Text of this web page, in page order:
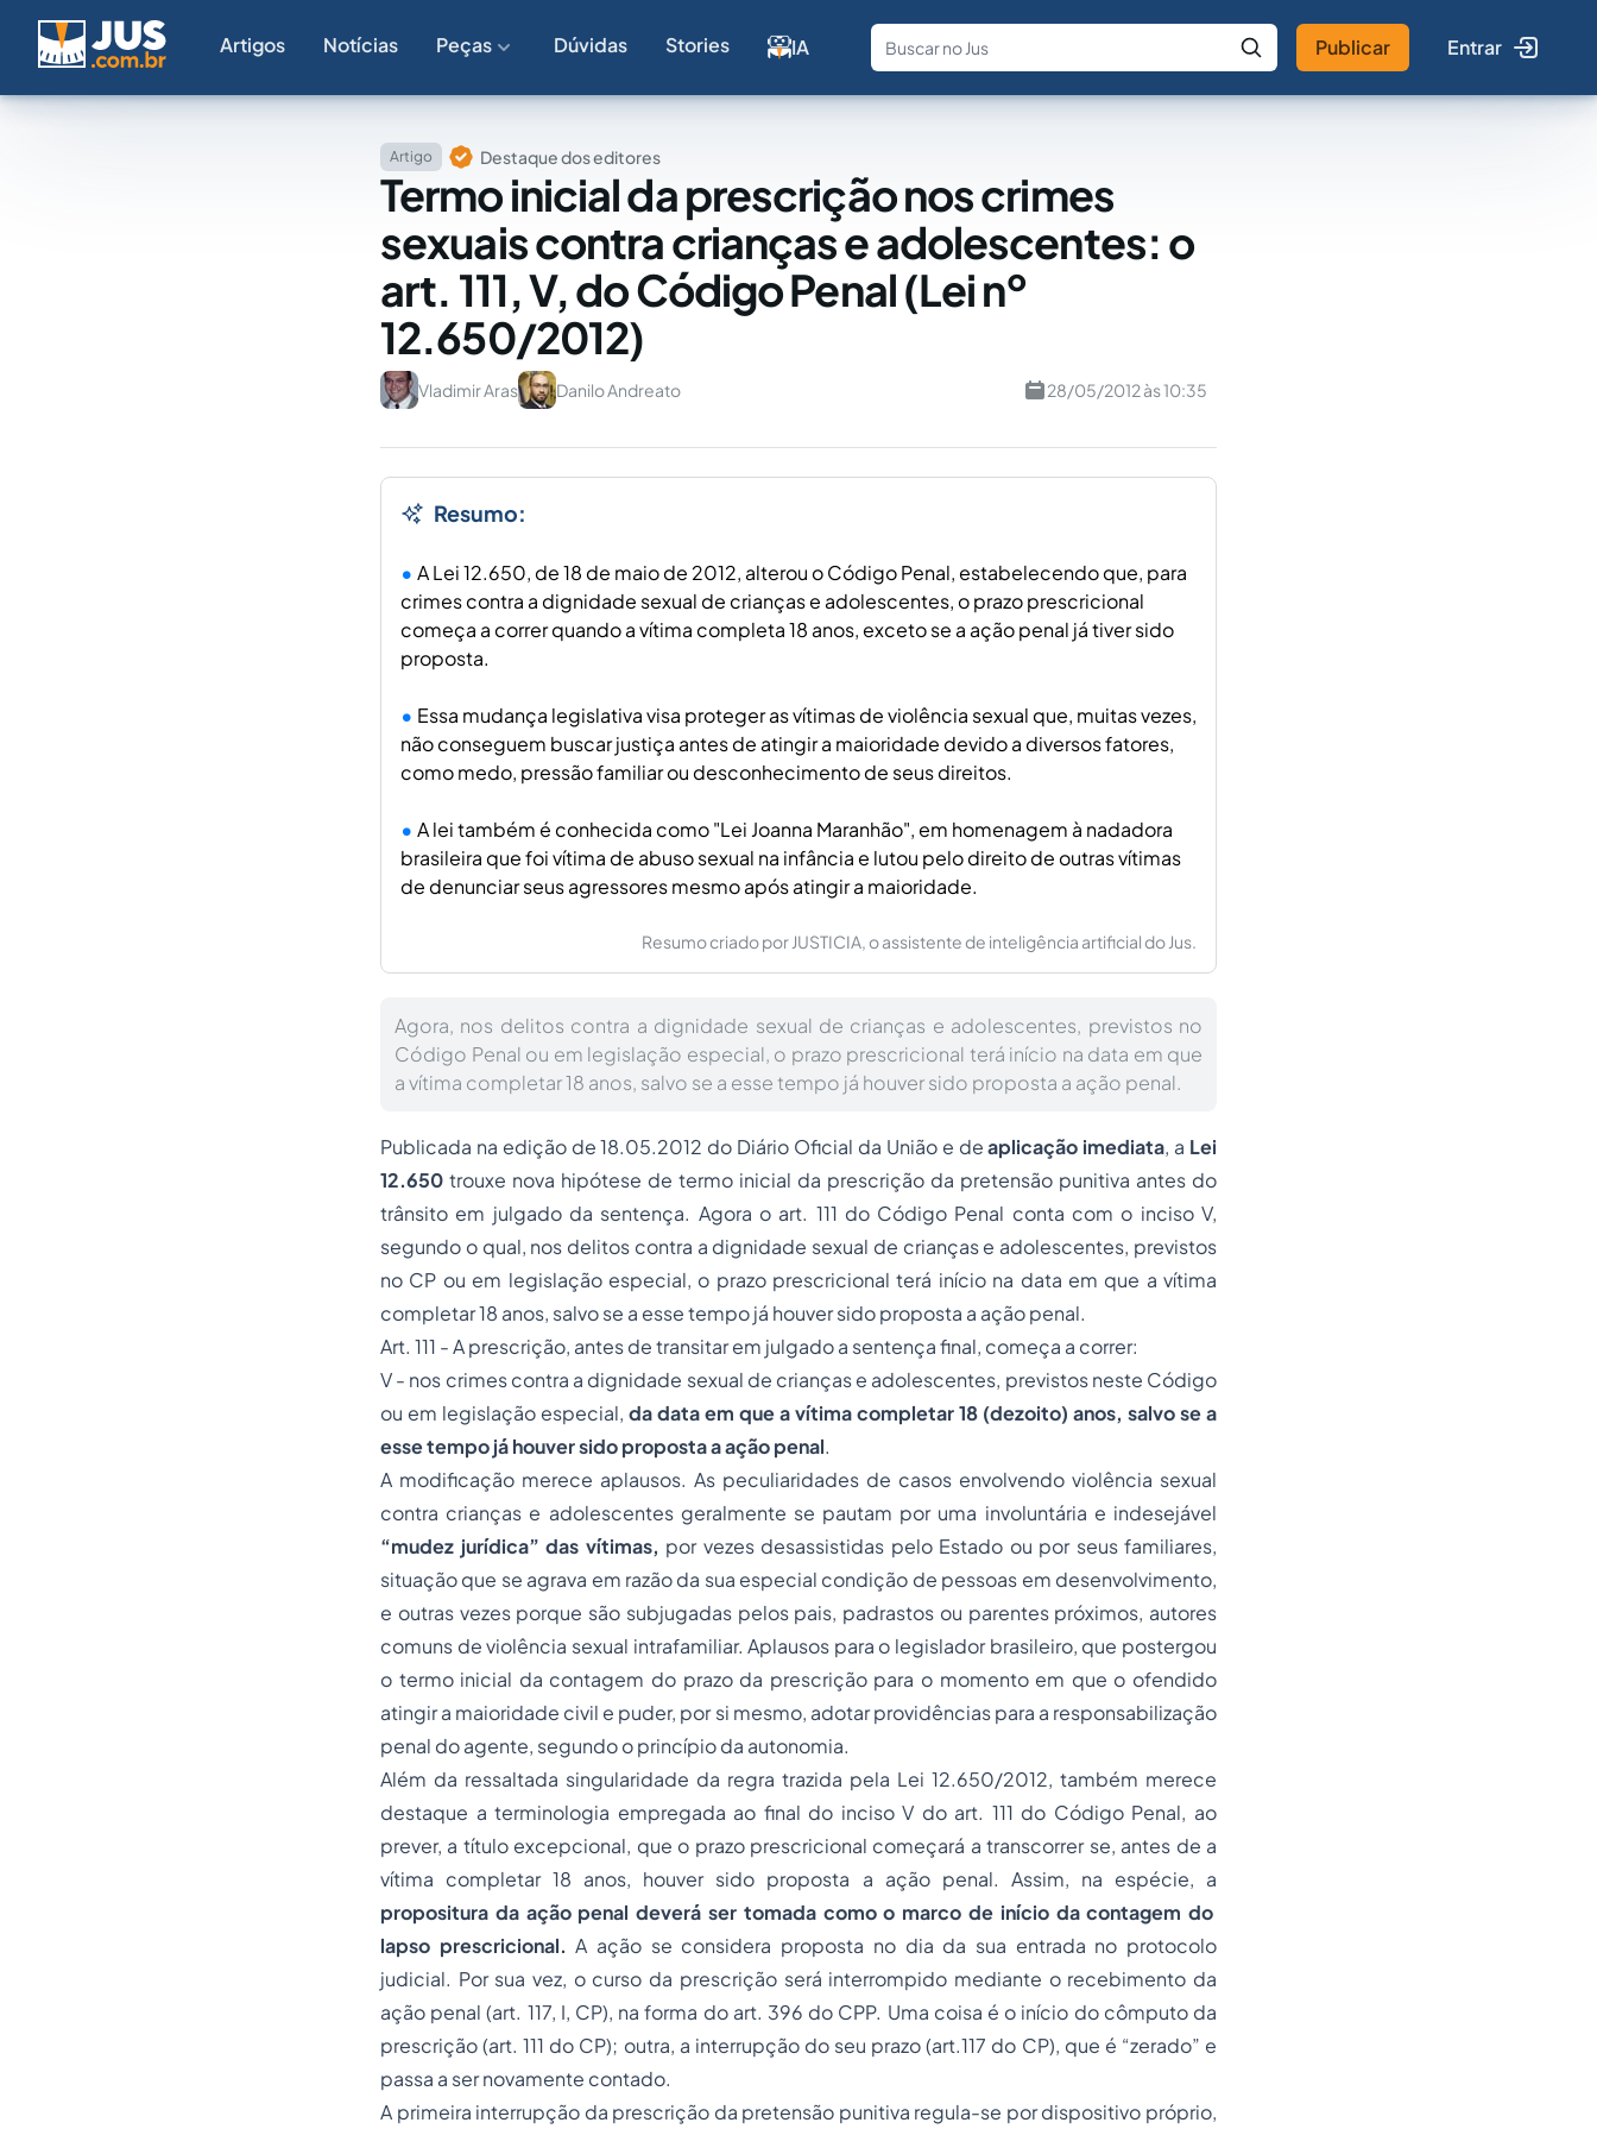
Artigos Notícias Peças Dúvidas Stories IA
Fale com a IA Buscar no Jus
Publicar Entrar
Artigo Destaque dos editores
Termo inicial da prescrição nos crimes
sexuais contra crianças e adolescentes: o
art. 111, V, do Código Penal (Lei nº
12.650/2012)
Vladimir Aras Danilo Andreato 28/05/2012 às 10:35
Resumo:
A Lei 12.650, de 18 de maio de 2012, alterou o Código Penal, estabelecendo que, para
crimes contra a dignidade sexual de crianças e adolescentes, o prazo prescricional
começa a correr quando a vítima completa 18 anos, exceto se a ação penal já tiver sido
proposta.
Essa mudança legislativa visa proteger as vítimas de violência sexual que, muitas vezes,
não conseguem buscar justiça antes de atingir a maioridade devido a diversos fatores,
como medo, pressão familiar ou desconhecimento de seus direitos.
A lei também é conhecida como "Lei Joanna Maranhão", em homenagem à nadadora
brasileira que foi vítima de abuso sexual na infância e lutou pelo direito de outras vítimas
de denunciar seus agressores mesmo após atingir a maioridade.
Resumo criado por JUSTICIA, o assistente de inteligência artificial do Jus.
Agora, nos delitos contra a dignidade sexual de crianças e adolescentes, previstos no
Código Penal ou em legislação especial, o prazo prescricional terá início na data em que
a vítima completar 18 anos, salvo se a esse tempo já houver sido proposta a ação penal.
Publicada na edição de 18.05.2012 do Diário Oficial da União e deaplicação imediata, a Lei
12.650 trouxe nova hipótese de termo inicial da prescrição da pretensão punitiva antes do
trânsito em julgado da sentença. Agora o art. 111 do Código Penal conta com o inciso V,
segundo o qual, nos delitos contra a dignidade sexual de crianças e adolescentes, previstos
no CP ou em legislação especial, o prazo prescricional terá início na data em que a vítima
completar 18 anos, salvo se a esse tempo já houver sido proposta a ação penal.
Art. 111 - A prescrição, antes de transitar em julgado a sentença final, começa a correr:
V - nos crimes contra a dignidade sexual de crianças e adolescentes, previstos neste Código
ou em legislação especial, da data em que a vítima completar 18 (dezoito) anos, salvo se a
esse tempo já houver sido proposta a ação penal.
A modificação merece aplausos. As peculiaridades de casos envolvendo violência sexual
contra crianças e adolescentes geralmente se pautam por uma involuntária e indesejável
“mudez jurídica” das vítimas, por vezes desassistidas pelo Estado ou por seus familiares,
situação que se agrava em razão da sua especial condição de pessoas em desenvolvimento,
e outras vezes porque são subjugadas pelos pais, padrastos ou parentes próximos, autores
comuns de violência sexual intrafamiliar. Aplausos para o legislador brasileiro, que postergou
o termo inicial da contagem do prazo da prescrição para o momento em que o ofendido
atingir a maioridade civil e puder, por si mesmo, adotar providências para a responsabilização
penal do agente, segundo o princípio da autonomia.
Além da ressaltada singularidade da regra trazida pela Lei 12.650/2012, também merece
destaque a terminologia empregada ao final do inciso V do art. 111 do Código Penal, ao
prever, a título excepcional, que o prazo prescricional começará a transcorrer se, antes de a
vítima completar 18 anos, houver sido proposta a ação penal. Assim, na espécie, a
propositura da ação penal deverá ser tomada como o marco de início da contagem do
lapso prescricional. A ação se considera proposta no dia da sua entrada no protocolo
judicial. Por sua vez, o curso da prescrição será interrompido mediante o recebimento da
ação penal (art. 117, I, CP), na forma do art. 396 do CPP. Uma coisa é o início do cômputo da
prescrição (art. 111 do CP); outra, a interrupção do seu prazo (art.117 do CP), que é “zerado” e
passa a ser novamente contado.
A primeira interrupção da prescrição da pretensão punitiva regula-se por dispositivo próprio,